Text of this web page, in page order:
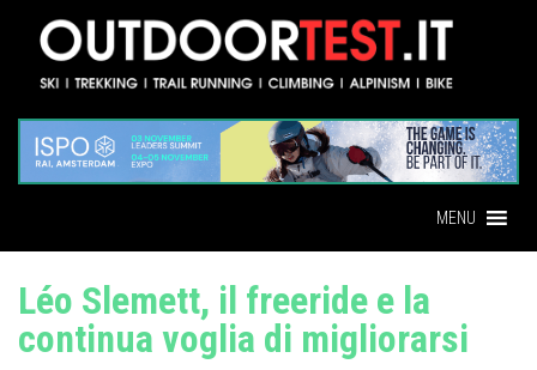
MENU
Léo Slemett, il freeride e la
continua voglia di migliorarsi